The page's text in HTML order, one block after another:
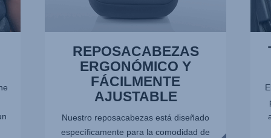
REPOSACABEZAS
ERGONÓMICO Y
FÁCILMENTE
AJUSTABLE
Nuestro reposacabezas está diseñado
específicamente para la comodidad de